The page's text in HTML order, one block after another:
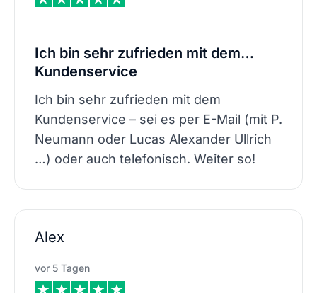
Ich bin sehr zufrieden mit dem…
Kundenservice
Ich bin sehr zufrieden mit dem
Kundenservice – sei es per E-Mail (mit P.
Neumann oder Lucas Alexander Ullrich
…) oder auch telefonisch. Weiter so!
Alex
vor 5 Tagen